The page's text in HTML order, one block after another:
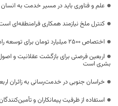
علم و فناوری باید در مسیر خدمت به انسان
کنترل ملخ نیازمند همکاری فرامنطقه‌ای
اختصاص 2500 میلیارد تومان برای توسعه راه‌های دوبانده خراسان جنوبی
اربعین فرصتی برای بازگشت عقلانیت و
بشری است
خراسان جنوبی در خدمت‌رسانی به زائران
استفاده از ظرفیت پیمانکاران و